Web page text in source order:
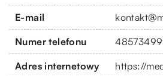
E-mail
Numer telefonu
Adres internetowy https://